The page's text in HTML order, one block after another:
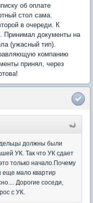
об оплате
стол сама.
в очереди. К
Принимал документы на
(ужасный тип).
компанию
принял, через
должны были
УК. Так что УК сдает
только начало.Почему
еще мало квартир
Дорогие соседи,
с УК.